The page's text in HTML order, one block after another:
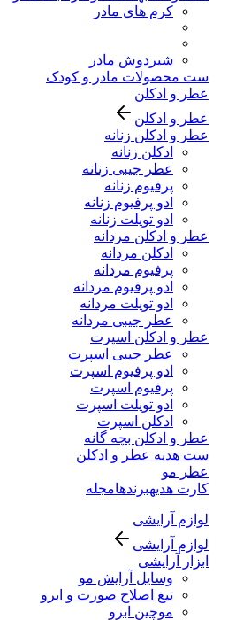
کرم های مادر
شیردوش مادر
ست محصولات مادر و کودک
عطر و ادکلن
عطر و ادکلن
عطر و ادکلن زنانه
ادکلن زنانه
عطر جیبی زنانه
پرفیوم زنانه
ادو پرفیوم زنانه
ادو تویلت زنانه
عطر و ادکلن مردانه
ادکلن مردانه
پرفیوم مردانه
ادو پرفیوم مردانه
ادو تویلت مردانه
عطر جیبی مردانه
عطر و ادکلن اسپرت
عطر جیبی اسپرت
ادو پرفیوم اسپرت
پرفیوم اسپرت
ادو تویلت اسپرت
ادکلن اسپرت
عطر و ادکلن بچه گانه
ست هدیه عطر و ادکلن
عطر مو
کارت هدیهبرندهامجله
لوازم آرایشی
لوازم آرایشی
ابزار آرایشی
وسایل آرایش مو
تیغ اصلاح صورت و ابرو
موچین ابرو